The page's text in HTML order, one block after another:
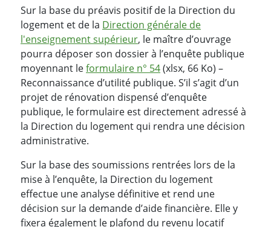
Sur la base du préavis positif de la Direction du
logement et de la Direction générale de
l'enseignement supérieur, le maître d’ouvrage
pourra déposer son dossier à l’enquête publique
moyennant leformulaire n° 54(xlsx, 66 Ko) –
Reconnaissance d’utilité publique. S’il s’agit d’un
projet de rénovation dispensé d’enquête
publique, le formulaire est directement adressé à
la Direction du logement qui rendra une décision
administrative.
Sur la base des soumissions rentrées lors de la
mise à l’enquête, la Direction du logement
effectue une analyse définitive et rend une
décision sur la demande d’aide financière. Elle y
fixera également le plafond du revenu locatif